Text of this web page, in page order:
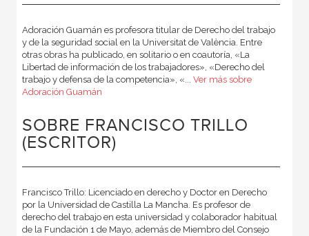
Adoración Guamán es profesora titular de Derecho del trabajo
y de la seguridad social en la Universitat de València. Entre
otras obras ha publicado, en solitario o en coautoría, «La
Libertad de información de los trabajadores», «Derecho del
trabajo y defensa de la competencia», «... Ver más sobre
Adoración Guamán
SOBRE FRANCISCO TRILLO
(ESCRITOR)
Francisco Trillo: Licenciado en derecho y Doctor en Derecho
por la Universidad de Castilla La Mancha. Es profesor de
derecho del trabajo en esta universidad y colaborador habitual
de la Fundación 1 de Mayo, además de Miembro del Consejo